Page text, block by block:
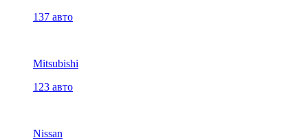
137 авто
Mitsubishi
123 авто
Nissan